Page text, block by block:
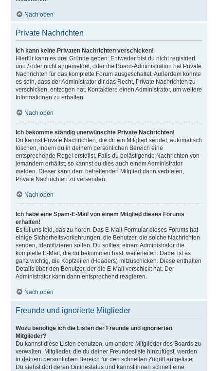
Nach oben
Private Nachrichten
Ich kann keine Privaten Nachrichten verschicken!
Hierfür kann es drei Gründe geben: Entweder bist du nicht registriert
und / oder nicht angemeldet, oder die Board-Administration hat Private
Nachrichten für das komplette Forum ausgeschaltet. Außerdem könnte
es sein, dass der Administrator dir das Recht, Private Nachrichten zu
verschicken, entzogen hat. Kontaktiere einen Administrator, um weitere
Informationen zu erhalten.
Nach oben
Ich bekomme ständig unerwünschte Private Nachrichten!
Du kannst Private Nachrichten, die dir ein Mitglied sendet, automatisch
löschen, indem du in deinem persönlichen Bereich eine
entsprechende Regel erstellst. Falls du belästigende Nachrichten von
jemandem erhältst, so kannst du dies auch einem Administrator
melden. Dieser kann dem betreffenden Mitglied dann verbieten,
Private Nachrichten zu versenden.
Nach oben
Ich habe eine Spam-E-Mail von einem Mitglied dieses Forums
erhalten!
Es tut uns leid, das zu hören. Das E-Mail-Formular dieses Forums hat
einige Sicherheitsvorkehrungen, die Benutzer, die solche Nachrichten
senden, identifizieren sollen. Du solltest einem Administrator die
komplette E-Mail, die du bekommen hast, weiterleiten. Dabei ist es
ganz wichtig, die Kopfzeilen (Headers) mitzuschicken. Diese enthalten
Details über den Benutzer, der die E-Mail verschickt hat. Der
Administrator kann dann entsprechend reagieren.
Nach oben
Freunde und ignorierte Mitglieder
Wozu benötige ich die Listen der Freunde und ignorierten
Mitglieder?
Du kannst diese Listen benutzen, um andere Mitglieder des Boards zu
verwalten. Mitglieder, die du deiner Freundesliste hinzufügst, werden
in deinem persönlichen Bereich für den schnellen Zugriff aufgelistet.
Du siehst dort deren Onlinestatus und kannst ihnen schnell eine